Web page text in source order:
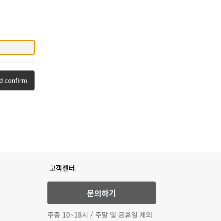
confirm
고객센터
문의하기
주중 10~18시 / 주말 및 공휴일 제외